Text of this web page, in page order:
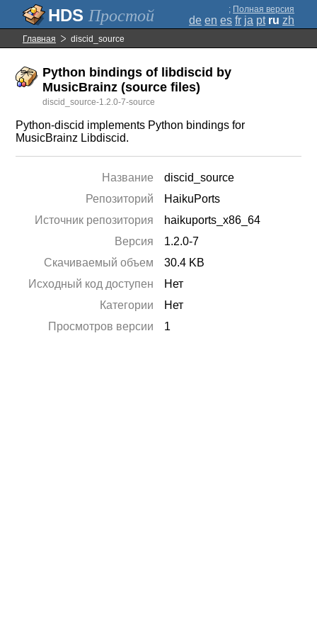
Простой ; Полная версия
de en es fr ja pt ru zh
Главная discid_source
Python bindings of libdiscid by
MusicBrainz (source files)
discid_source-1.2.0-7-source
Python-discid implements Python bindings for
MusicBrainz Libdiscid.
Название
discid_source
Репозиторий
HaikuPorts
Источник репозитория
haikuports_x86_64
Версия
1.2.0-7
Скачиваемый объем
30.4 KB
Исходный код доступен
Нет
Категории
Нет
Просмотров версии
1